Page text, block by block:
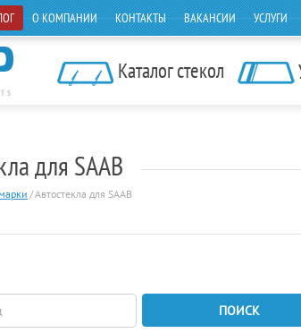
О КОМПАНИИ КОНТАКТЫ ВАКАНСИИ УСЛУГИ
Каталог стекол
для SAAB
/Автостекла для SAAB
ПОИСК